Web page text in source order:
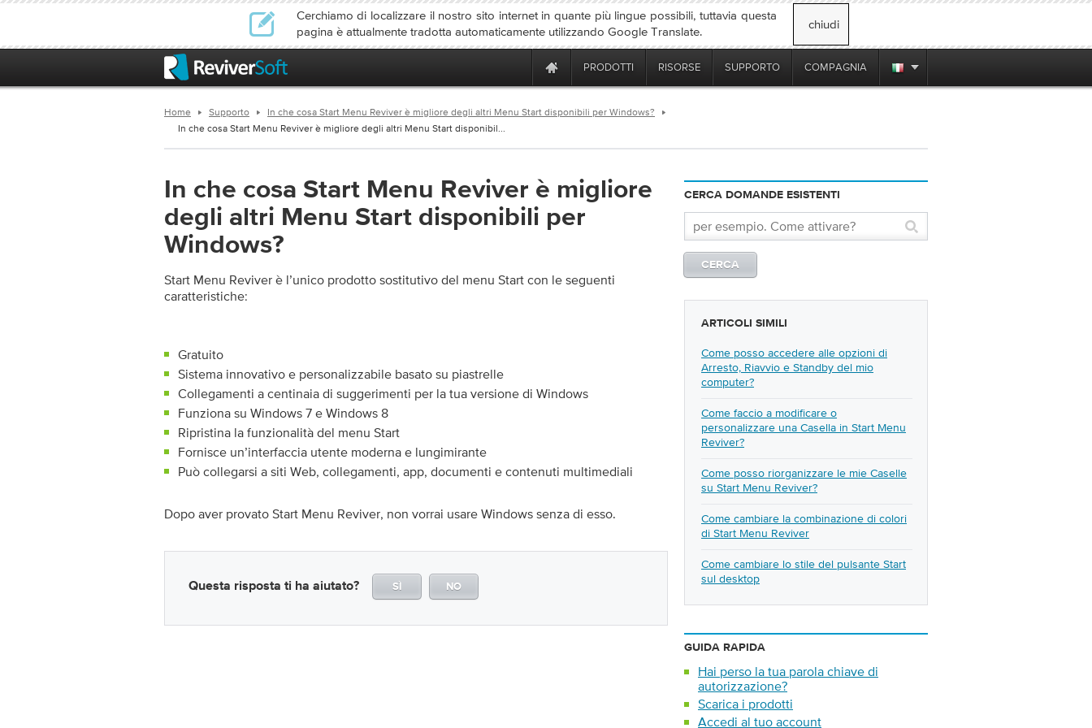
Cerchiamo di localizzare il nostro sito internet in quante più lingue possibili, tuttavia questa
pagina è attualmente tradotta automaticamente utilizzando Google Translate.
chiudi
PRODOTTI RISORSE SUPPORTO COMPAGNIA
Home Supporto
In che cosa Start Menu Reviver è migliore degli altri Menu Start disponibili per Windows?
In che cosa Start Menu Reviver è migliore degli altri Menu Start disponibil...
In che cosa Start Menu Reviver è migliore
degli altri Menu Start disponibili per
Windows?
Start Menu Reviver è l’unico prodotto sostitutivo del menu Start con le seguenti
caratteristiche:
Gratuito
Sistema innovativo e personalizzabile basato su piastrelle
Collegamenti a centinaia di suggerimenti per la tua versione di Windows
Funziona su Windows 7 e Windows 8
Ripristina la funzionalità del menu Start
Fornisce un’interfaccia utente moderna e lungimirante
Può collegarsi a siti Web, collegamenti, app, documenti e contenuti multimediali
Dopo aver provato Start Menu Reviver, non vorrai usare Windows senza di esso.
Questa risposta ti ha aiutato? SÌ NO
CERCA DOMANDE ESISTENTI
ARTICOLI SIMILI
Come posso accedere alle opzioni di
Arresto, Riavvio e Standby del mio
computer?
Come faccio a modificare o
personalizzare una Casella in Start Menu
Reviver?
Come posso riorganizzare le mie Caselle
su Start Menu Reviver?
Come cambiare la combinazione di colori
di Start Menu Reviver
Come cambiare lo stile del pulsante Start
sul desktop
GUIDA RAPIDA
Hai perso la tua parola chiave di
autorizzazione?
Scarica i prodotti
Accedi al tuo account